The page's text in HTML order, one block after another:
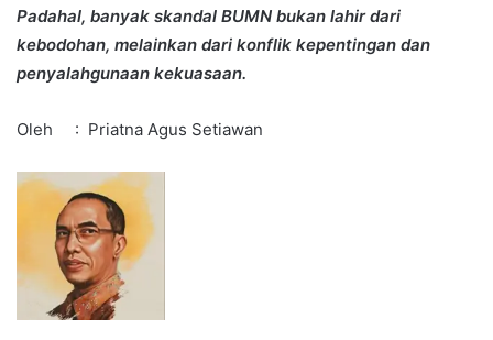
Padahal, banyak skandal BUMN bukan lahir dari
kebodohan, melainkan dari konflik kepentingan dan
penyalahgunaan kekuasaan.
Oleh : Priatna Agus Setiawan